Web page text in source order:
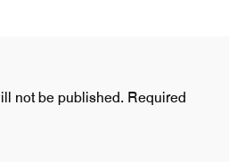
not be published. Required